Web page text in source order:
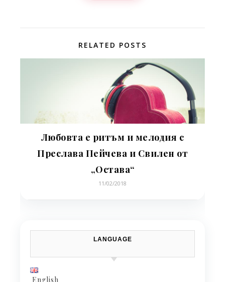
RELATED POSTS
Любовта е ритъм и мелодия с
Преслава Пейчева и Свилен от
„Остава“
11/02/2018
LANGUAGE
English